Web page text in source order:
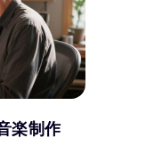
楽制作